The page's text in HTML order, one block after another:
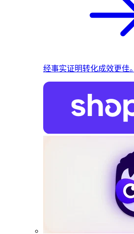
经事实证明转化成效更佳。